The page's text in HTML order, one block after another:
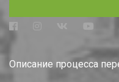
Описание процесса